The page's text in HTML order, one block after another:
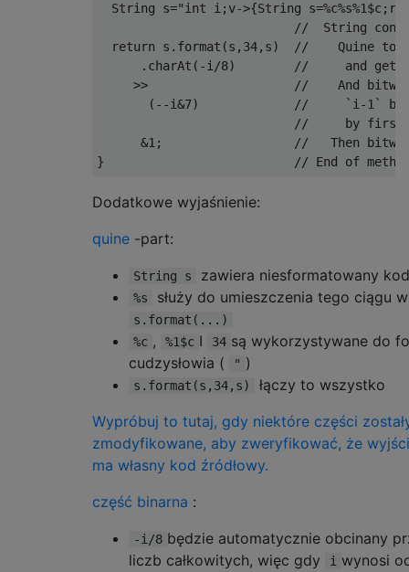
String s="int i;v->{String
//  String
return s . format (s , 34, s)
//    Quine to
. charAt (-i /8)
//     and get
>>
//    And
(--i&7)
//     `i-1`
//     by first
&1 ;
//   Then
}
// End of
Dodatkowe wyjaśnienie:
quine -part:
String s zawiera niesformatowany
%s służy do umieszczenia tego ciągu
s.format(...)
%c , %1$c I 34 są wykorzystywane do
cudzysłowia (
" )
s.format(s,34,s)
łączy to wszystko
Wypróbuj to tutaj, gdy niektóre części
zmodyfikowane, aby zweryfikować, że
ma własny kod źródłowy.
część binarna :
-i/8 będzie automatycznie obcinany
liczb całkowitych, więc gdy
i wynosi